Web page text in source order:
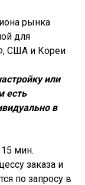
рынка
для
США и Кореи
или
есть
в
мин.
заказа и
по запросу в